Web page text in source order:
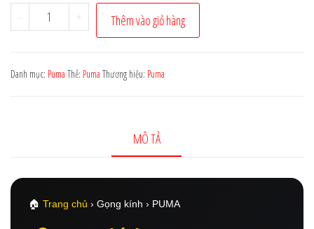
3.800.000 ₫.
là:
3.040.000 ₫.
-
Gọng
kính
PU0024O
+ Thêm vào giỏ hàng
Danh mục: Puma Thẻ: Puma Thương hiệu: Puma
MÔ TẢ
🏠 Trang chủ › Gọng kính › PUMA